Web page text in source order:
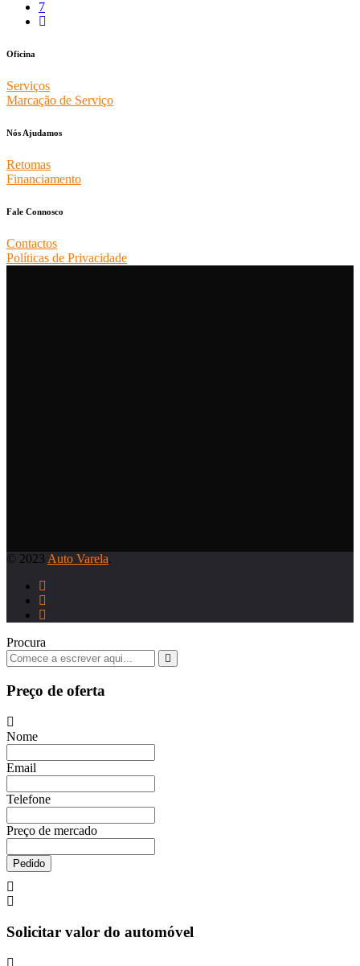
7
Oficina
Serviços
Marcação de Serviço
Nós Ajudamos
Retomas
Financiamento
Fale Connosco
Contactos
Políticas de Privacidade
© 2023 Auto Varela.
Procura
Preço de oferta
Nome
Email
Telefone
Preço de mercado
Pedido
Solicitar valor do automóvel